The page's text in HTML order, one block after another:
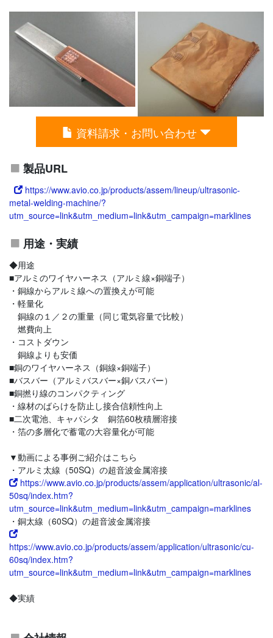
資料請求・お問い合わせ
製品URL
https://www.avio.co.jp/products/assem/lineup/ultrasonic-
metal-welding-machine/?
utm_source=link&utm_medium=link&utm_campaign=marklines
用途・実績
◆用途
■アルミのワイヤハーネス（アルミ線×銅端子）
・銅線からアルミ線への置換えが可能
・軽量化
銅線の１／２の重量（同じ電気容量で比較）
燃費向上
・コストダウン
銅線よりも安価
■銅のワイヤハーネス（銅線×銅端子）
■バスバー（アルミバスバー×銅バスバー）
■銅撚り線のコンパクティング
・線材のばらけを防止し接合信頼性向上
■二次電池、キャパシタ 銅箔60枚積層溶接
・箔の多層化で蓄電の大容量化が可能
▼動画による事例ご紹介はこちら
・アルミ太線（50SQ）の超音波金属溶接
https://www.avio.co.jp/products/assem/application/ultrasonic/al-
50sq/index.htm?
utm_source=link&utm_medium=link&utm_campaign=marklines
・銅太線（60SQ）の超音波金属溶接
https://www.avio.co.jp/products/assem/application/ultrasonic/cu-
60sq/index.htm?
utm_source=link&utm_medium=link&utm_campaign=marklines
◆実績